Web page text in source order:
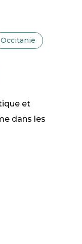
Occitanie
et
dans les